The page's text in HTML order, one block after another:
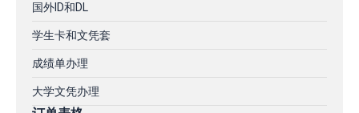
国外ID和DL
学生卡和文凭套
成绩单办理
大学文凭办理